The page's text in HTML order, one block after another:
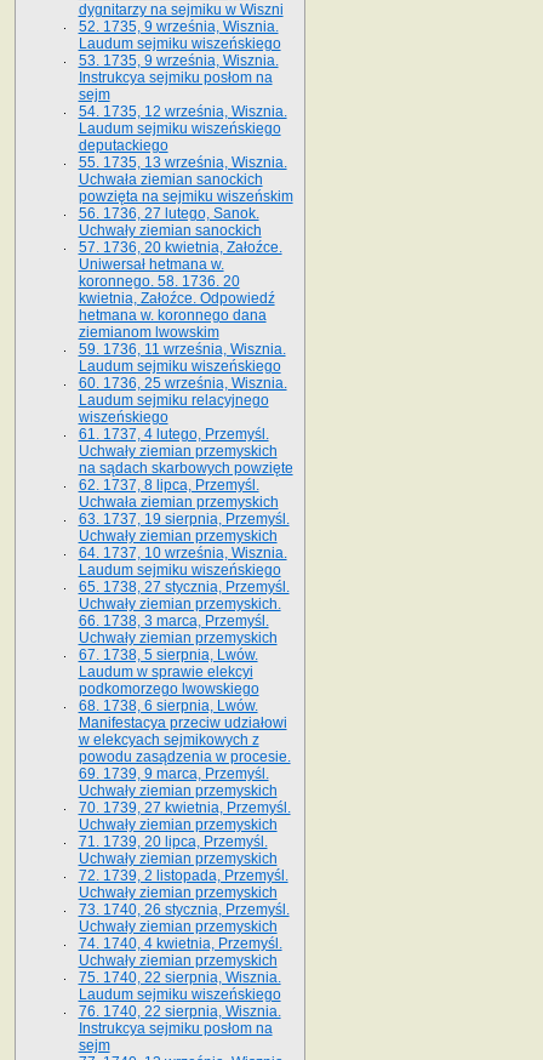
dygnitarzy na sejmiku w Wiszni
52. 1735, 9 września, Wisznia.
Laudum sejmiku wiszeńskiego
53. 1735, 9 września, Wisznia.
Instrukcya sejmiku posłom na
sejm
54. 1735, 12 września, Wisznia.
Laudum sejmiku wiszeńskiego
deputackiego
55. 1735, 13 września, Wisznia.
Uchwała ziemian sanockich
powzięta na sejmiku wiszeńskim
56. 1736, 27 lutego, Sanok.
Uchwały ziemian sanockich
57. 1736, 20 kwietnia, Załoźce.
Uniwersał hetmana w.
koronnego. 58. 1736. 20
kwietnia, Załoźce. Odpowiedź
hetmana w. koronnego dana
ziemianom lwowskim
59. 1736, 11 września, Wisznia.
Laudum sejmiku wiszeńskiego
60. 1736, 25 września, Wisznia.
Laudum sejmiku relacyjnego
wiszeńskiego
61. 1737, 4 lutego, Przemyśl.
Uchwały ziemian przemyskich
na sądach skarbowych powzięte
62. 1737, 8 lipca, Przemyśl.
Uchwała ziemian przemyskich
63. 1737, 19 sierpnia, Przemyśl.
Uchwały ziemian przemyskich
64. 1737, 10 września, Wisznia.
Laudum sejmiku wiszeńskiego
65. 1738, 27 stycznia, Przemyśl.
Uchwały ziemian przemyskich­­.
66. 1738, 3 marca, Przemyśl.
Uchwały ziemian przemyskich­
67. 1738, 5 sierpnia, Lwów.
Laudum w sprawie elekcyi
podkomorzego lwowskiego
68. 1738, 6 sierpnia, Lwów.
Manifestacya przeciw udziałowi
w elekcyach sejmikowych z
powodu zasądzenia w procesie.
69. 1739, 9 marca, Przemyśl.
Uchwały ziemian przemyskich
70. 1739, 27 kwietnia, Przemyśl.
Uchwały ziemian przemyskich
71. 1739, 20 lipca, Przemyśl.
Uchwały ziemian przemyskich
72. 1739, 2 listopada, Przemyśl.
Uchwały ziemian przemyskich
73. 1740, 26 stycznia, Przemyśl.
Uchwały ziemian przemyskich
74. 1740, 4 kwietnia, Przemyśl.
Uchwały ziemian przemyskich
75. 1740, 22 sierpnia, Wisznia.
Laudum sejmiku wiszeńskiego
76. 1740, 22 sierpnia, Wisznia.
Instrukcya sejmiku posłom na
sejm